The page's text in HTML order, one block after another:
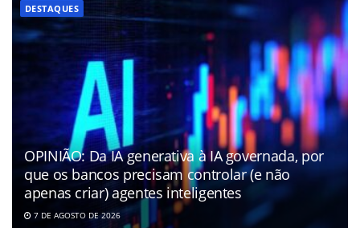
DESTAQUES
OPINIÃO: Da IA generativa à IA governada, por
que os bancos precisam controlar (e não
apenas criar) agentes inteligentes
7 DE AGOSTO DE 2026